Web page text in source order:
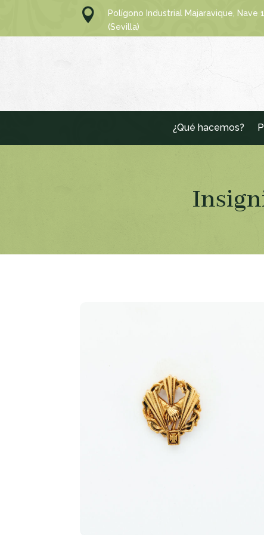

Polígono Industrial Majaravique, Nave
(Sevilla)
¿Qué hacemos?